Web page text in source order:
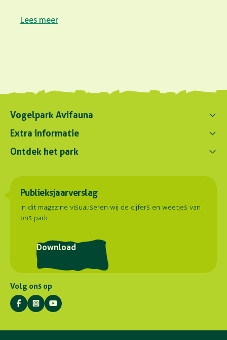
Lees meer
Vogelpark Avifauna
Contact ons
0172 - 256 256
contact@avifauna.nl
Parkadres
Hoorn 59
2404 HG Alphen aan den Rijn
Routebeschrijving
Postadres
Stuyvesantlaan 23
2404 XN Alphen aan den Rijn
Extra informatie
Parkregelement
Duurzaamheid
Samenwerkingen
Contact
Ontdek het park
Onze dieren
Plattegrond
Publieksjaarverslag
In dit magazine visualiseren wij de cijfers en weetjes van
ons park.
Download
Volg ons op